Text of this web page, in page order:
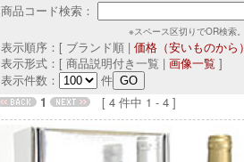
商品コード検索：
※スペース区切りでOR検索。
表示順序：[ ブランド順 | 価格（安いものから）
表示形式：[ 商品説明付き一覧 | 画像一覧 ]
表示件数：
件
1
[ 4 件中 1 - 4 ]